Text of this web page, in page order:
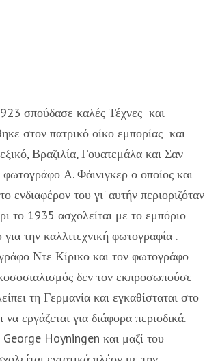
σπούδασε καλές Τέχνες και
στον πατρικό οίκο εμπορίας και
Βραζιλία, Γουατεμάλα και Σαν
Α. Φάινιγκερ ο οποίος και
του γι' αυτήν περιοριζόταν
το 1935 ασχολείται με το εμπόριο
την καλλιτεχνική φωτογραφία .
Ντε Κίρικο και τον φωτογράφο
δεν τον εκπροσωπούσε
τη Γερμανία και εγκαθίσταται στο
εργάζεται για διάφορα περιοδικά.
Hoyningen και μαζί του